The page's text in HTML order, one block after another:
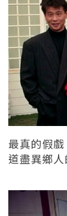
最真的假
道盡異鄉